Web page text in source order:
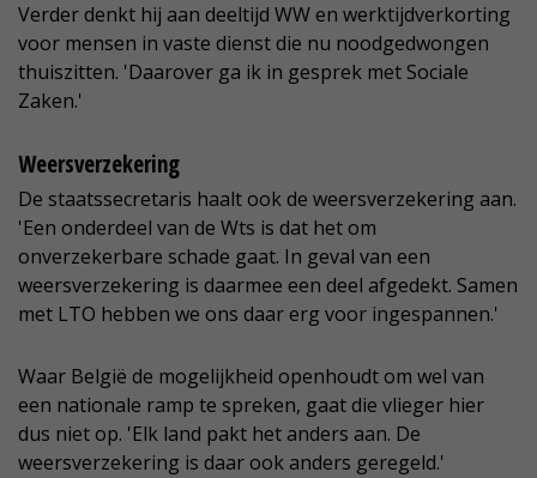
Verder denkt hij aan deeltijd WW en werktijdverkorting
voor mensen in vaste dienst die nu noodgedwongen
thuiszitten. 'Daarover ga ik in gesprek met Sociale
Zaken.'
Weersverzekering
De staatssecretaris haalt ook de weersverzekering aan.
'Een onderdeel van de Wts is dat het om
onverzekerbare schade gaat. In geval van een
weersverzekering is daarmee een deel afgedekt. Samen
met LTO hebben we ons daar erg voor ingespannen.'
Waar België de mogelijkheid openhoudt om wel van
een nationale ramp te spreken, gaat die vlieger hier
dus niet op. 'Elk land pakt het anders aan. De
weersverzekering is daar ook anders geregeld.'